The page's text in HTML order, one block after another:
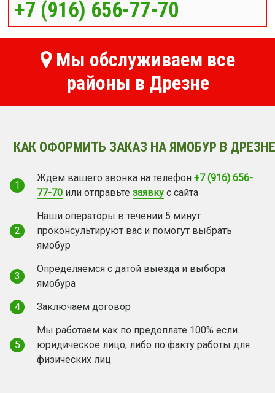
+7 (916) 656-77-70
Мы обслуживаем все
районы в Дрезне
КАК ОФОРМИТЬ ЗАКАЗ НА ЯМОБУР В
1
Ждём вашего звонка на телефон +7 (916) 656-
77-70 или отправьте заявку с сайта
2
Наши операторы в течении 5 минут
проконсультируют вас и помогут выбрать
ямобур
3
Определяемся с датой выезда и выбора
ямобура
4
Заключаем договор
5
Мы работаем как по предоплате 100% если
юридическое лицо, либо по факту работы для
физических лиц